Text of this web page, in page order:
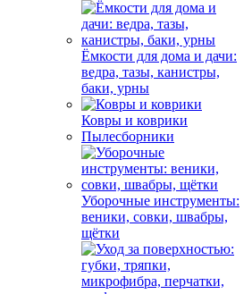
Ёмкости для дома и дачи:
ведра, тазы, канистры,
баки, урны
Ковры и коврики
Пылесборники
Уборочные инструменты:
веники, совки, швабры,
щётки